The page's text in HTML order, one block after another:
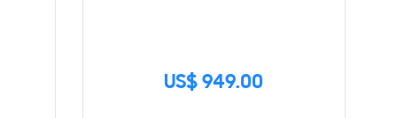
US$ 949.00